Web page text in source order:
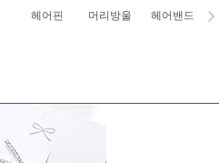
헤어핀 머리방울 헤어밴드